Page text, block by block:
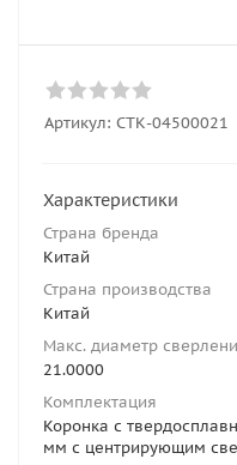
Артикул: СTК-04500021
Характеристики
Страна бренда
Китай
Страна производства
Китай
Макс. диаметр
21.0000
Комплектация
Коронка с
мм с центрирующим